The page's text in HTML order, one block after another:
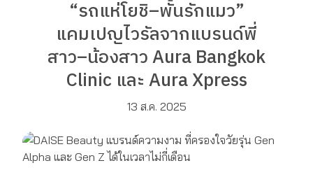
“รถแห่โยชิ–พั้นรักแมว”
แคมเปญไวรัลจากแบรนด์พี่
สาว–น้องสาว Aura Bangkok
Clinic และ Aura Xpress
13 ส.ค. 2025